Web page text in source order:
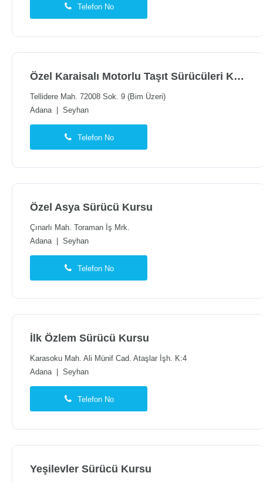
Telefon No
Özel Karaisalı Motorlu Taşıt Sürücüleri Kursu
Tellidere Mah. 72008 Sok. 9 (Bim Üzeri)
Adana| Seyhan
Telefon No
Özel Asya Sürücü Kursu
Çınarlı Mah. Toraman İş Mrk.
Adana| Seyhan
Telefon No
İlk Özlem Sürücü Kursu
Karasoku Mah. Ali Münif Cad. Ataşlar İşh. K:4
Adana| Seyhan
Telefon No
Yeşilevler Sürücü Kursu